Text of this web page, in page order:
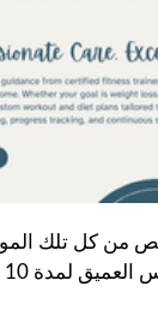
من كل تلك
لمدة 2 أو 3 مرات في اليوم.